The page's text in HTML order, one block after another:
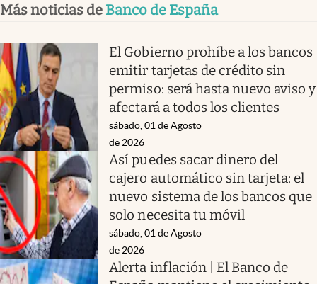
Más noticias de Banco de España
El Gobierno prohíbe a los bancos
emitir tarjetas de crédito sin
permiso: será hasta nuevo aviso y
afectará a todos los clientes
sábado, 01 de Agosto
de 2026
Así puedes sacar dinero del
cajero automático sin tarjeta: el
nuevo sistema de los bancos que
solo necesita tu móvil
sábado, 01 de Agosto
de 2026
Alerta inflación | El Banco de